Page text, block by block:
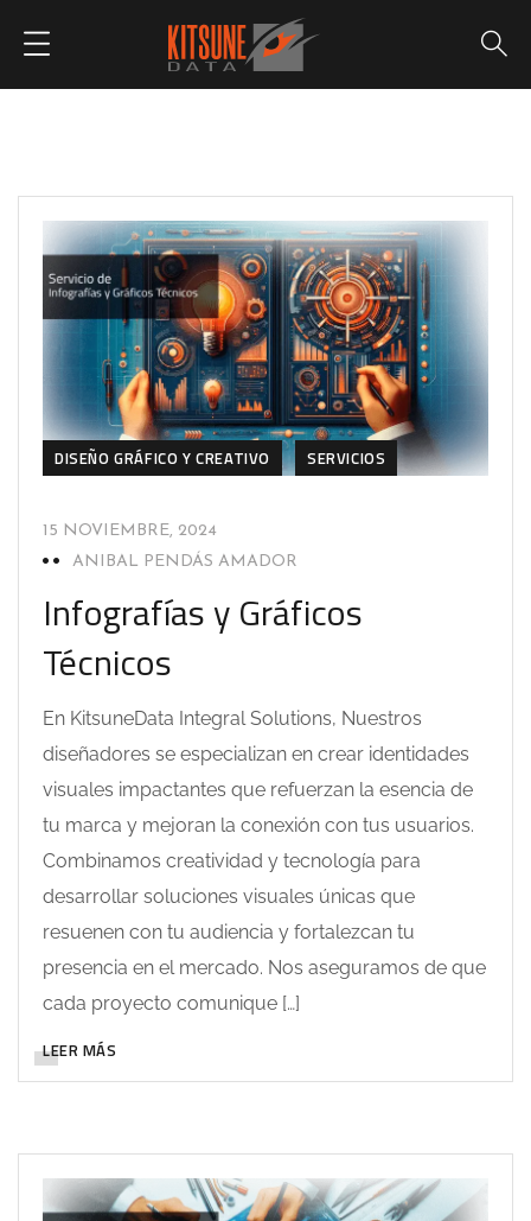
DISEÑO GRÁFICO Y CREATIVO SERVICIOS
15 NOVIEMBRE, 2024
ANIBAL PENDÁS AMADOR
Infografías y Gráficos
Técnicos
En KitsuneData Integral Solutions, Nuestros
diseñadores se especializan en crear identidades
visuales impactantes que refuerzan la esencia de
tu marca y mejoran la conexión con tus usuarios.
Combinamos creatividad y tecnología para
desarrollar soluciones visuales únicas que
resuenen con tu audiencia y fortalezcan tu
presencia en el mercado. Nos aseguramos de que
cada proyecto comunique […]
LEER MÁS